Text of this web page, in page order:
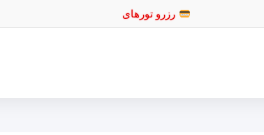
رزرو